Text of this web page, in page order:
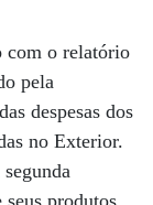
com o relatório
pela
despesas dos
no Exterior.
produtos